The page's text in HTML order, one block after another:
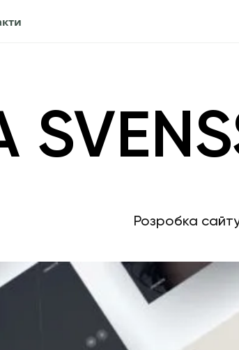
Розробка